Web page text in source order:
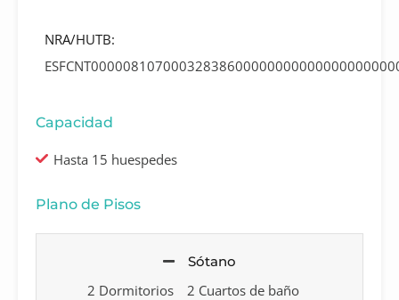
NRA/HUTB:
Capacidad
Hasta 15 huespedes
Plano de Pisos
Sótano
2 Dormitorios 2 Cuartos de baño